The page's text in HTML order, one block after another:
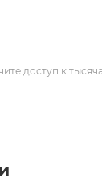
доступ к